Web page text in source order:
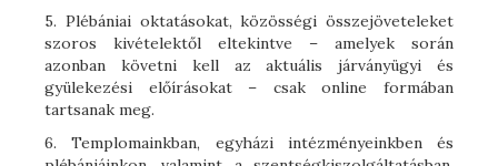
5. Plébániai oktatásokat, közösségi összejöveteleket
szoros kivételektől eltekintve – amelyek során
azonban követni kell az aktuális járványügyi és
gyülekezési előírásokat – csak online formában
tartsanak meg.
6. Templomainkban, egyházi intézményeinkben és